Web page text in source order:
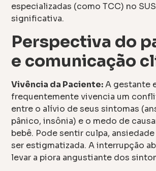
especializadas (como TCC) no
significativa.
Perspectiva do
e comunicação
Vivência da Paciente:A gestante
frequentemente vivencia um
entre o alívio de seus sintomas
pânico, insônia) e o medo de
bebê. Pode sentir culpa,
ser estigmatizada. A interrupção
levar a piora angustiante dos